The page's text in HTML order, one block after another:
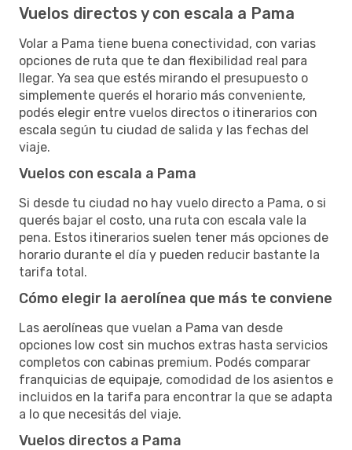
Vuelos directos y con escala a Pama
Volar a Pama tiene buena conectividad, con varias
opciones de ruta que te dan flexibilidad real para
llegar. Ya sea que estés mirando el presupuesto o
simplemente querés el horario más conveniente,
podés elegir entre vuelos directos o itinerarios con
escala según tu ciudad de salida y las fechas del
viaje.
Vuelos con escala a Pama
Si desde tu ciudad no hay vuelo directo a Pama, o si
querés bajar el costo, una ruta con escala vale la
pena. Estos itinerarios suelen tener más opciones de
horario durante el día y pueden reducir bastante la
tarifa total.
Cómo elegir la aerolínea que más te conviene
Las aerolíneas que vuelan a Pama van desde
opciones low cost sin muchos extras hasta servicios
completos con cabinas premium. Podés comparar
franquicias de equipaje, comodidad de los asientos e
incluidos en la tarifa para encontrar la que se adapta
a lo que necesitás del viaje.
Vuelos directos a Pama